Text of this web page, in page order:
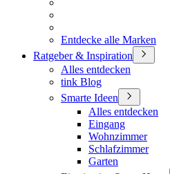
Entdecke alle Marken
Ratgeber & Inspiration
Alles entdecken
tink Blog
Smarte Ideen
Alles entdecken
Eingang
Wohnzimmer
Schlafzimmer
Garten